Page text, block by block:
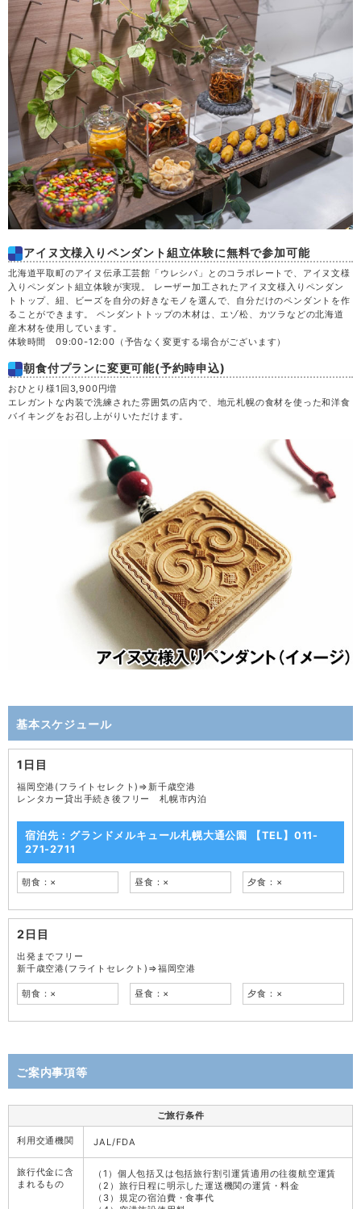
アイヌ文様入りペンダント組立体験に無料で参加可能
北海道平取町のアイヌ伝承工芸館「ウレシパ」とのコラボレートで、アイヌ文様
入りペンダント組立体験が実現。 レーザー加工されたアイヌ文様入りペンダン
トトップ、紐、ビーズを自分の好きなモノを選んで、自分だけのペンダントを作
ることができます。 ペンダントトップの木材は、エゾ松、カツラなどの北海道
産木材を使用しています。
体験時間 09:00-12:00（予告なく変更する場合がございます）
朝食付プランに変更可能(予約時申込)
おひとり様1回3,900円増
エレガントな内装で洗練された雰囲気の店内で、地元札幌の食材を使った和洋食
バイキングをお召し上がりいただけます。
基本スケジュール
1日目
福岡空港(フライトセレクト)⇒新千歳空港
レンタカー貸出手続き後フリー 札幌市内泊
宿泊先：グランドメルキュール札幌大通公園 【TEL】011-
271-2711
朝食：× 昼食：× 夕食：×
2日目
出発までフリー
新千歳空港(フライトセレクト)⇒福岡空港
朝食：× 昼食：× 夕食：×
ご案内事項等
ご旅行条件
利用交通機関 JAL/FDA
旅行代金に含
まれるもの
（1）個人包括又は包括旅行割引運賃適用の往復航空運賃
（2）旅行日程に明示した運送機関の運賃・料金
（3）規定の宿泊費・食事代